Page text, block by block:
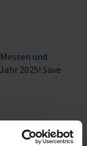
und
2025! Save